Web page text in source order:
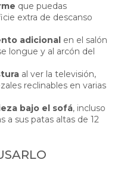
que puedas
extra de descanso
adicional en el salón
longue y al arcón del
al ver la televisión,
reclinables en varias
bajo el sofá, incluso
a sus patas altas de 12